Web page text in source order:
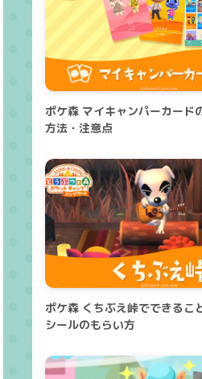
ポケ森 マイキャンパーカード
方法・注意点
ポケ森 くちぶえ峠でできるこ
シールのもらい方